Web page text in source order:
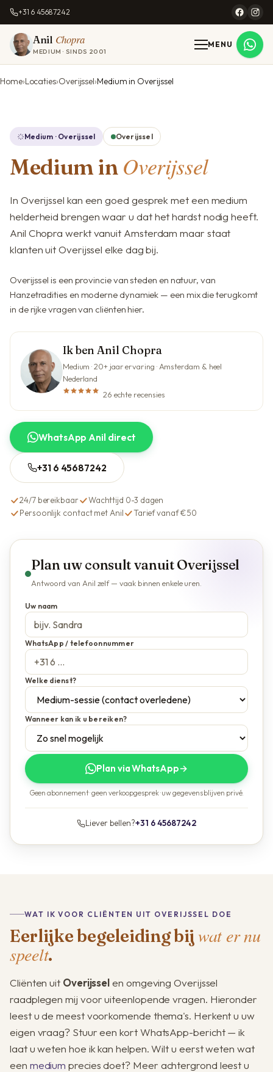
+31 6 45687242
Anil Chopra
MEDIUM · SINDS 2001
MENU
Home Locaties Overijssel Medium in Overijssel
Medium · Overijssel Overijssel
Medium in Overijssel
In Overijssel kan een goed gesprek met een medium
helderheid brengen waar u dat het hardst nodig heeft.
Anil Chopra werkt vanuit Amsterdam maar staat
klanten uit Overijssel elke dag bij.
Overijssel is een provincie van steden en natuur, van
Hanzetradities en moderne dynamiek — een mix die terugkomt
in de rijke vragen van cliënten hier.
Ik ben Anil Chopra
Medium · 20+ jaar ervaring · Amsterdam & heel
Nederland
26 echte recensies
WhatsApp Anil direct
+31 6 45687242
24/7 bereikbaar
Wachttijd 0-3 dagen
Persoonlijk contact met Anil
Tarief vanaf €50
Plan uw consult vanuit Overijssel
Antwoord van Anil zelf — vaak binnen enkele uren.
Uw naam
WhatsApp / telefoonnummer
Welke dienst?
Wanneer kan ik u bereiken?
Plan via WhatsApp→
Geen abonnement · geen verkoopgesprek · uw gegevens blijven privé.
Liever bellen?+31 6 45687242
WAT IK VOOR CLIËNTEN UIT OVERIJSSEL DOE
Eerlijke begeleiding bij wat er nu
speelt.
Cliënten uit Overijsselen omgeving Overijssel
raadplegen mij voor uiteenlopende vragen. Hieronder
leest u de meest voorkomende thema's. Herkent u uw
eigen vraag? Stuur een kort WhatsApp-bericht — ik
laat u weten hoe ik kan helpen. Wilt u eerst weten wat
een medium precies doet? Meer achtergrond leest u